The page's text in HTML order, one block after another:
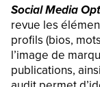
Social Media
revue les
profils (bios,
l’image de
publications,